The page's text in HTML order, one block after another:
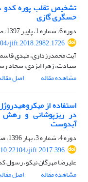
تشخیص تقلب پوره کدو
حسگری گازی
دوره 6، شماره 1، پاییز 1397، صفحه
jift.2018.2982.1726
آیت محمدرزداری، مهدی
سیادت، زهرا ایزدی، سجاد
مشاهده مقاله
اصل
استفاده از
در ریزپوشانی و رهش
آبدوست
دوره 4، شماره 3، بهار 1396، صفحه
10.22104/jift.2017.396
علیرضا مهرگان نیکو، رسول
مشاهده مقاله
اصل